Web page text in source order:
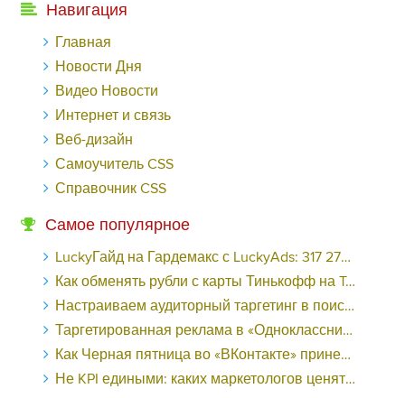
Навигация
Главная
Новости Дня
Видео Новости
Интернет и связь
Веб-дизайн
Самоучитель CSS
Справочник CSS
Самое популярное
LuckyГайд на Гардемакс с LuckyAds: 317 279 рублей за 10 дней - «Надо знать»
Как обменять рубли с карты Тинькофф на Tether ERC20 (USDT)?
Настраиваем аудиторный таргетинг в поисковой кампании Google Ads - «Заработок»
Таргетированная реклама в «Одноклассниках»: как ее настроить и нужно ли - «Заработок»
Как Черная пятница во «ВКонтакте» принесла магазину подарков 221 продажу по цене 38 рублей - «Заработок»
Не KPI едиными: каких маркетологов ценят - «Заработок»